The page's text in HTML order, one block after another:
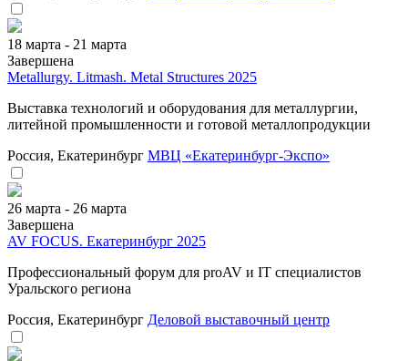
18 марта - 21 марта
Завершена
Metallurgy. Litmash. Metal Structures 2025
Выставка технологий и оборудования для металлургии,
литейной промышленности и готовой металлопродукции
Россия, Екатеринбург МВЦ «Екатеринбург-Экспо»
26 марта - 26 марта
Завершена
AV FOCUS. Екатеринбург 2025
Профессиональный форум для proAV и IT специалистов
Уральского региона
Россия, Екатеринбург Деловой выставочный центр